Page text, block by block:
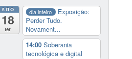
AGO
18
ter
dia inteiro
Exposição:
Perder Tudo.
Novament...
14:00 Soberania
tecnológica e digital